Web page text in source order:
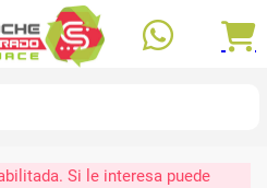
Si le interesa puede